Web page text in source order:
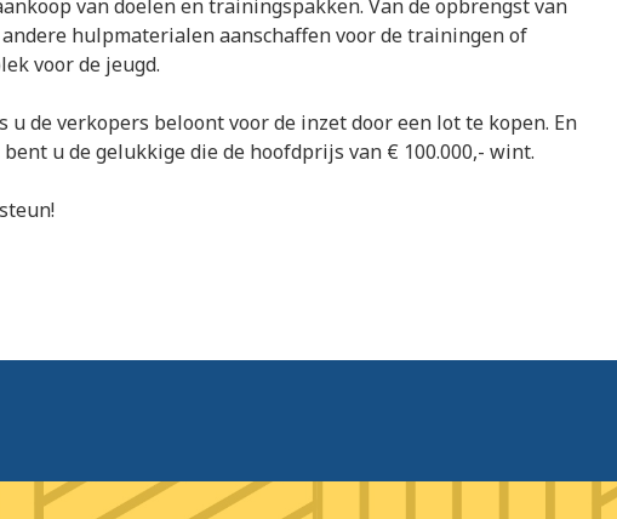
van doelen en trainingspakken. Van de opbrengst van
hulpmaterialen aanschaffen voor de trainingen of
voor de jeugd.
u de verkopers beloont voor de inzet door een lot te kopen. En
u de gelukkige die de hoofdprijs van € 100.000,- wint.